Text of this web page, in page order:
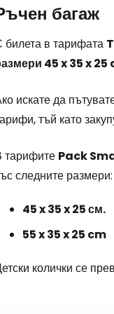
багаж
билета в тарифата
45 x 35 x 25
искате да
тъй като
тарифите Pack
следните размери:
45 x 35 x 25 см.
55 x 35 x 25 cm
колички се